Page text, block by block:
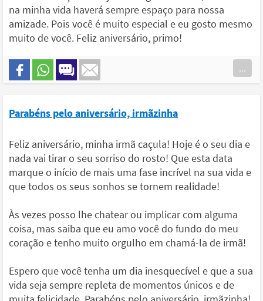
na minha vida haverá sempre espaço para nossa
amizade. Pois você é muito especial e eu gosto mesmo
muito de você. Feliz aniversário, primo!
...
Parabéns pelo aniversário, irmãzinha
Feliz aniversário, minha irmã caçula! Hoje é o seu dia e
nada vai tirar o seu sorriso do rosto! Que esta data
marque o início de mais uma fase incrível na sua vida e
que todos os seus sonhos se tornem realidade!
Às vezes posso lhe chatear ou implicar com alguma
coisa, mas saiba que eu amo você do fundo do meu
coração e tenho muito orgulho em chamá-la de irmã!
Espero que você tenha um dia inesquecível e que a sua
vida seja sempre repleta de momentos únicos e de